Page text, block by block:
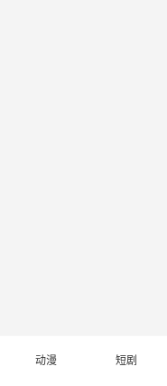
动漫 短剧